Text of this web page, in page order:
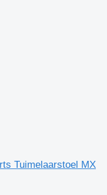
Tuimelaarstoel MX